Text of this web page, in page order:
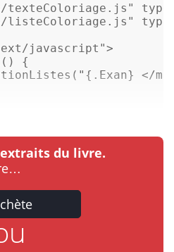
texteColoriage.js" type
listeColoriage.js" type
javascript">
( ) {
</
extraits du livre.